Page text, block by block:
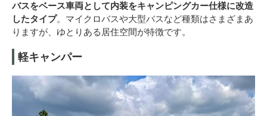
バスをベース車両として内装をキャンピングカー仕様に改造
したタイプ。マイクロバスや大型バスなど種類はさまざまあ
りますが、ゆとりある居住空間が特徴です。
軽キャンパー